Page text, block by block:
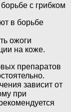
с грибком
в борьбе
ожоги
на коже.
препаратов
зависит от
при